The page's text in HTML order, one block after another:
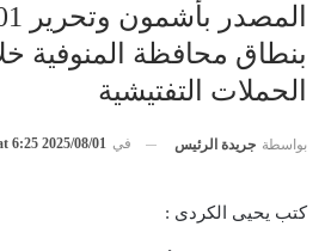
بنطاق محافظة المنوفية
الحملات التفتيشية
بواسطة جريدة الرئيس في 2025/08/01 at 6:25 مساءً
كتب يحيى الكردى :